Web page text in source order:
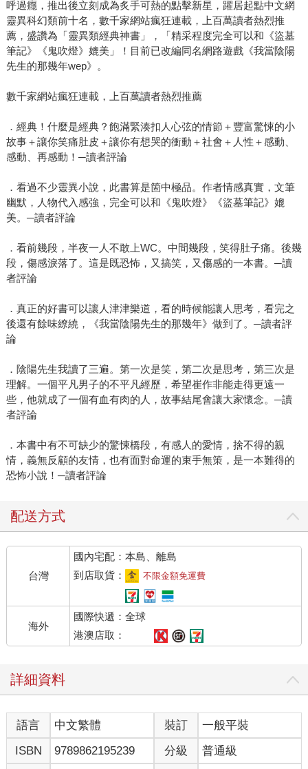
呼過癮，推出後立刻成為炙手可熱的點擊新星，躍居起點中文網
靈異科幻類前十名，數千家網站瘋狂連載，上百萬讀者熱烈推
薦，盛讚為「靈異類經典神書」，「精采程度完全可以和《盜墓
筆記》《鬼吹燈》媲美」！目前已改編同名網路遊戲《我當陰陽
先生的那幾年wep》。
數千家網站瘋狂連載，上百萬讀者熱烈推薦
．經典！什麼是經典？飽滿緊湊扣人心弦的情節＋豐富驚悚的小
故事＋讓你笑痛肚皮＋讓你有想哭的衝動＋社會＋人性＋感動、
感動、再感動！─讀者評論
．看過不少靈異小說，此書算是箇中極品。作者情感真實，文筆
幽默，人物代入感強，完全可以和《鬼吹燈》《盜墓筆記》媲
美。─讀者評論
．看前幾段，半夜一人不敢上WC。中間幾段，笑得肚子痛。後幾
段，傷感淚落了。這是既恐怖，又搞笑，又傷感的一本書。─讀
者評論
．真正的好書可以讓人津津樂道，看的時候能讓人思考，看完之
後還有餘味繚繞，《我當陰陽先生的那幾年》做到了。─讀者評
論
．陰陽先生我讀了三遍。第一次是笑，第二次是思考，第三次是
理解。一個平凡男子的不平凡經歷，希望崔作非能走得更遠一
些，他就成了一個有血有肉的人，故事結尾會讓大家懷念。─讀
者評論
．本書中有不可缺少的驚悚橋段，有感人的愛情，捨不得的親
情，義無反顧的友情，也有面對命運的束手無策，是一本難得的
恐怖小說！─讀者評論
配送方式
台灣
國內宅配：本島、離島
到店取貨：
不限金額免運費
海外
國際快遞：全球
港澳店取：
詳細資料
語言 中文繁體 裝訂
一般平裝
ISBN
9789862195239 分級 普通級